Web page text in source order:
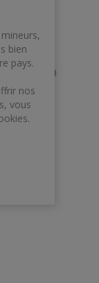
GUYOT
bien
pays.
nos
vous